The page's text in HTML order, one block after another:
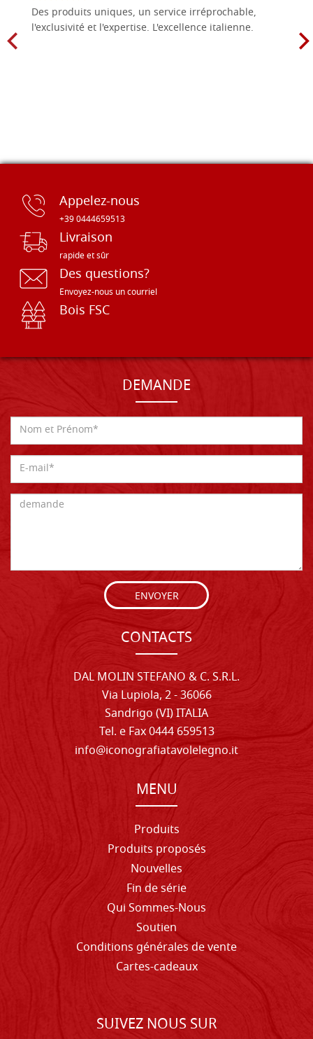
Des produits uniques, un service irréprochable,
l'exclusivité et l'expertise. L'excellence italienne.
Appelez-nous
+39 0444659513
Livraison
rapide et sûr
Des questions?
Envoyez-nous un courriel
Bois FSC
DEMANDE
ENVOYER
CONTACTS
DAL MOLIN STEFANO & C. S.R.L.
Via Lupiola, 2 - 36066
Sandrigo (VI) ITALIA
Tel. e Fax 0444 659513
info@iconografiatavolelegno.it
MENU
Produits
Produits proposés
Nouvelles
Fin de série
Qui Sommes-Nous
Soutien
Conditions générales de vente
Cartes-cadeaux
SUIVEZ NOUS SUR